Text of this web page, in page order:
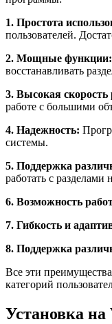
1. Простота
пользователей.
2. Мощные функции:
восстанавливать
3. Высокая скорость
работе с большими
4. Надежность:
системы.
5. Поддержка
работать с
6. Возможность
7. Гибкость и
8. Поддержка
Все эти
категорий
Установка на